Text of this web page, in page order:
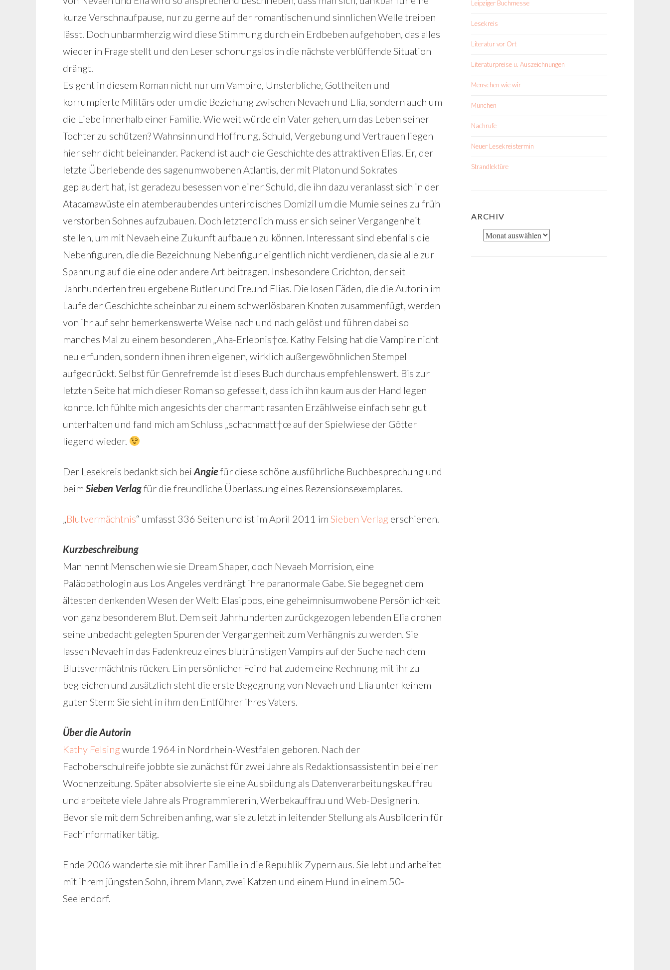
kurze Verschnaufpause, nur zu gerne auf der romantischen und sinnlichen Welle treiben
lässt. Doch unbarmherzig wird diese Stimmung durch ein Erdbeben aufgehoben, das alles
wieder in Frage stellt und den Leser schonungslos in die nächste verblüffende Situation
drängt.
Es geht in diesem Roman nicht nur um Vampire, Unsterbliche, Gottheiten und
korrumpierte Militärs oder um die Beziehung zwischen Nevaeh und Elia, sondern auch um
die Liebe innerhalb einer Familie. Wie weit würde ein Vater gehen, um das Leben seiner
Tochter zu schützen? Wahnsinn und Hoffnung, Schuld, Vergebung und Vertrauen liegen
hier sehr dicht beieinander. Packend ist auch die Geschichte des attraktiven Elias. Er, der
letzte Überlebende des sagenumwobenen Atlantis, der mit Platon und Sokrates
geplaudert hat, ist geradezu besessen von einer Schuld, die ihn dazu veranlasst sich in der
Atacamawüste ein atemberaubendes unterirdisches Domizil um die Mumie seines zu früh
verstorben Sohnes aufzubauen. Doch letztendlich muss er sich seiner Vergangenheit
stellen, um mit Nevaeh eine Zukunft aufbauen zu können. Interessant sind ebenfalls die
Nebenfiguren, die die Bezeichnung Nebenfigur eigentlich nicht verdienen, da sie alle zur
Spannung auf die eine oder andere Art beitragen. Insbesondere Crichton, der seit
Jahrhunderten treu ergebene Butler und Freund Elias. Die losen Fäden, die die Autorin im
Laufe der Geschichte scheinbar zu einem schwerlösbaren Knoten zusammenfügt, werden
von ihr auf sehr bemerkenswerte Weise nach und nach gelöst und führen dabei so
manches Mal zu einem besonderen „Aha-Erlebnis†œ. Kathy Felsing hat die Vampire nicht
neu erfunden, sondern ihnen ihren eigenen, wirklich außergewöhnlichen Stempel
aufgedrückt. Selbst für Genrefremde ist dieses Buch durchaus empfehlenswert. Bis zur
letzten Seite hat mich dieser Roman so gefesselt, dass ich ihn kaum aus der Hand legen
konnte. Ich fühlte mich angesichts der charmant rasanten Erzählweise einfach sehr gut
unterhalten und fand mich am Schluss „schachmatt†œ auf der Spielwiese der Götter
liegend wieder.
Der Lesekreis bedankt sich bei Angiefür diese schöne ausführliche Buchbesprechung und
beim Sieben Verlagfür die freundliche Überlassung eines Rezensionsexemplares.
„Blutvermächtnis“ umfasst 336 Seiten und ist im April 2011 im Sieben Verlag erschienen.
Kurzbeschreibung
Man nennt Menschen wie sie Dream Shaper, doch Nevaeh Morrision, eine
Paläopathologin aus Los Angeles verdrängt ihre paranormale Gabe. Sie begegnet dem
ältesten denkenden Wesen der Welt: Elasippos, eine geheimnisumwobene Persönlichkeit
von ganz besonderem Blut. Dem seit Jahrhunderten zurückgezogen lebenden Elia drohen
seine unbedacht gelegten Spuren der Vergangenheit zum Verhängnis zu werden. Sie
lassen Nevaeh in das Fadenkreuz eines blutrünstigen Vampirs auf der Suche nach dem
Blutsvermächtnis rücken. Ein persönlicher Feind hat zudem eine Rechnung mit ihr zu
begleichen und zusätzlich steht die erste Begegnung von Nevaeh und Elia unter keinem
guten Stern: Sie sieht in ihm den Entführer ihres Vaters.
Über die Autorin
Kathy Felsingwurde 1964 in Nordrhein-Westfalen geboren. Nach der
Fachoberschulreife jobbte sie zunächst für zwei Jahre als Redaktionsassistentin bei einer
Wochenzeitung. Später absolvierte sie eine Ausbildung als Datenverarbeitungskauffrau
und arbeitete viele Jahre als Programmiererin, Werbekauffrau und Web-Designerin.
Bevor sie mit dem Schreiben anfing, war sie zuletzt in leitender Stellung als Ausbilderin für
Fachinformatiker tätig.
Ende 2006 wanderte sie mit ihrer Familie in die Republik Zypern aus. Sie lebt und arbeitet
mit ihrem jüngsten Sohn, ihrem Mann, zwei Katzen und einem Hund in einem 50-
Seelendorf.
Leipziger Buchmesse
Lesekreis
Literatur vor Ort
Literaturpreise u. Auszeichnungen
Menschen wie wir
München
Nachrufe
Neuer Lesekreistermin
Strandlektüre
ARCHIV
Archiv